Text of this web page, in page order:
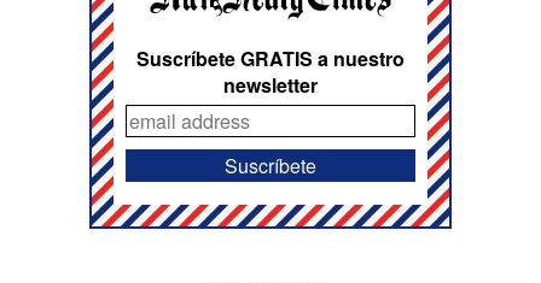
Suscríbete GRATIS a nuestro
newsletter